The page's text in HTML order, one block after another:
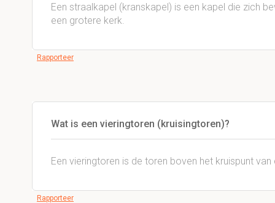
Een straalkapel (kranskapel) is een kapel die zich
een grotere kerk.
Rapporteer
Wat is een vieringtoren (kruisingtoren)?
Een vieringtoren is de toren boven het kruispunt
Rapporteer